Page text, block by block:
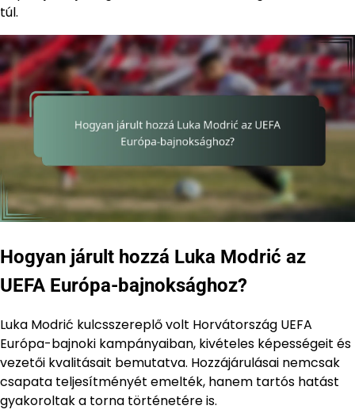
túl.
Hogyan járult hozzá Luka Modrić az
UEFA Európa-bajnoksághoz?
Luka Modrić kulcsszereplő volt Horvátország UEFA
Európa-bajnoki kampányaiban, kivételes képességeit és
vezetői kvalitásait bemutatva. Hozzájárulásai nemcsak
csapata teljesítményét emelték, hanem tartós hatást
gyakoroltak a torna történetére is.